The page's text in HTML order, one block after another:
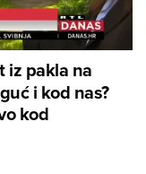
iz pakla na
i kod nas?
kod